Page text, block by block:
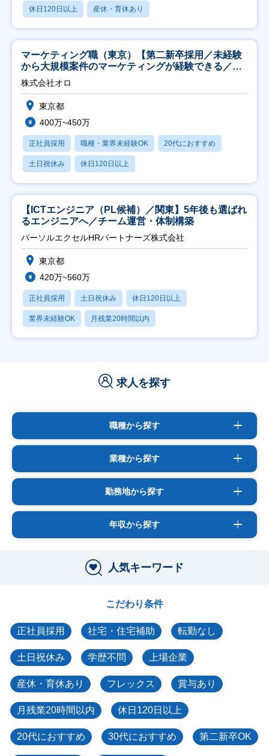
休日120日以上 産休・育休あり
マーケティング職（東京）【第二新卒採用／未経験
から大規模案件のマーケティングが経験できる／研
修充実】
株式会社オロ
東京都
400万~450万
正社員採用 職種・業界未経験OK 20代におすすめ
土日祝休み 休日120日以上
【ICTエンジニア（PL候補）／関東】5年後も選ばれ
るエンジニアへ／チーム運営・体制構築
パーソルエクセルHRパートナーズ株式会社
東京都
420万~560万
正社員採用 土日祝休み 休日120日以上
業界未経験OK 月残業20時間以内
求人を探す
職種から探す
業種から探す
勤務地から探す
年収から探す
人気キーワード
こだわり条件
正社員採用 社宅・住宅補助 転勤なし
土日祝休み 学歴不問 上場企業
産休・育休あり フレックス 賞与あり
月残業20時間以内 休日120日以上
20代におすすめ 30代におすすめ 第二新卒OK